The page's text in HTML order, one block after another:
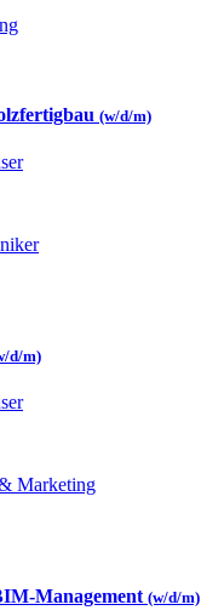
(w/d/m)
d/m)
Marketing
Management (w/d/m)